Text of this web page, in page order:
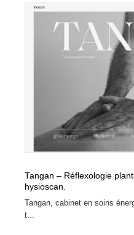
Tangan – Réflexologie
hysioscan.
Tangan, cabinet en soins
t...